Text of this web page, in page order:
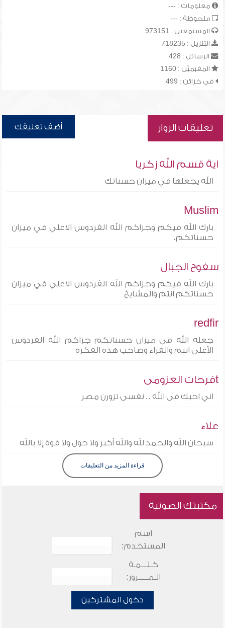
معلومات : ---
ملحوظة : ---
المستمعين : 973151
التنزيل : 718235
الرسائل : 428
المقيميّن : 1160
في خزائن : 499
تعليقات الزوار أضف تعليقك
اية قسم الله زكريا
الله يجعلها في ميزان حسناتك
Muslim
بارك الله فيكم وجزاكم الله الفردوس الاعلي في ميزان
حسناتكم.
سفوح الجبال
بارك الله فيكم وجزاكم الله الفردوس الاعلي في ميزان
حسناتكم انتم والمشايخ
redfir
جعله الله في ميزان حسناتكم جزاكم الله الفردوس
الأعلى انتم والقراء وصاحب هذه الفكرة
tفرحات العزومى
اني احبك فى الله .. نفسى تزورن مصر
علاء
سبحان الله والحمد لله والله أكبر ولا حول ولا قوة إلا بالله
قراءة المزيد من التعليقات
مكتبتك الصوتية
اسم
المستخدم:
كـلـــمـة
الـمـــــرور:
دخول المشتركين